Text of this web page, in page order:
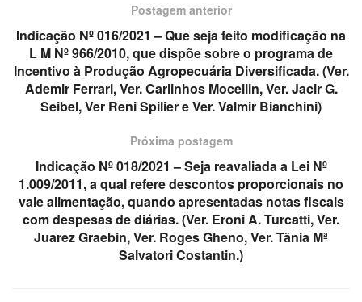
Postagem anterior
Indicação Nº 016/2021 – Que seja feito modificação na
L M Nº 966/2010, que dispõe sobre o programa de
Incentivo à Produção Agropecuária Diversificada. (Ver.
Ademir Ferrari, Ver. Carlinhos Mocellin, Ver. Jacir G.
Seibel, Ver Reni Spilier e Ver. Valmir Bianchini)
Próxima postagem
Indicação Nº 018/2021 – Seja reavaliada a Lei Nº
1.009/2011, a qual refere descontos proporcionais no
vale alimentação, quando apresentadas notas fiscais
com despesas de diárias. (Ver. Eroni A. Turcatti, Ver.
Juarez Graebin, Ver. Roges Gheno, Ver. Tânia Mª
Salvatori Costantin.)